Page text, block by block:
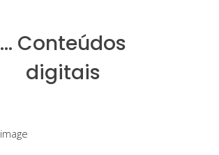
… Conteúdos
digitais